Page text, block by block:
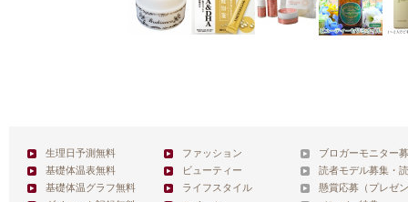
生理日予測無料
基礎体温表無料
基礎体温グラフ無料
ファッション
ビューティー
ライフスタイル
ブロガーモニター
読者モデル募集・
懸賞応募（プレゼ